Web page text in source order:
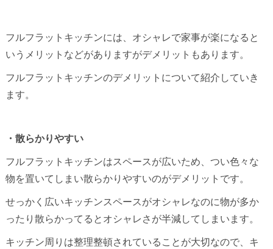
フルフラットキッチンには、オシャレで家事が楽になると
いうメリットなどがありますがデメリットもあります。
フルフラットキッチンのデメリットについて紹介していき
ます。
・散らかりやすい
フルフラットキッチンはスペースが広いため、つい色々な
物を置いてしまい散らかりやすいのがデメリットです。
せっかく広いキッチンスペースがオシャレなのに物が多か
ったり散らかってるとオシャレさが半減してしまいます。
キッチン周りは整理整頓されていることが大切なので、キ